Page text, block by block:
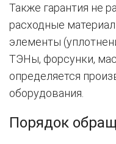
Также гарантия не
расходные
элементы
ТЭНы, форсунки,
определяется
оборудования.
Порядок